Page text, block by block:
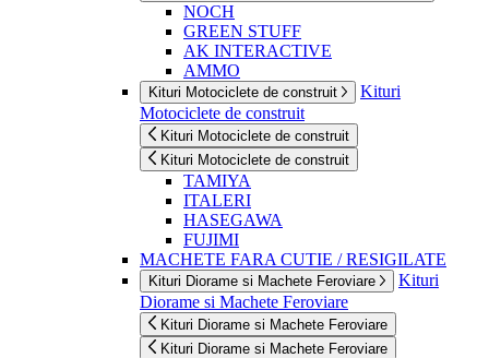
NOCH
GREEN STUFF
AK INTERACTIVE
AMMO
Kituri Motociclete de construit
Kituri
Motociclete de construit
Kituri Motociclete de construit
Kituri Motociclete de construit
TAMIYA
ITALERI
HASEGAWA
FUJIMI
MACHETE FARA CUTIE / RESIGILATE
Kituri Diorame si Machete Feroviare
Kituri
Diorame si Machete Feroviare
Kituri Diorame si Machete Feroviare
Kituri Diorame si Machete Feroviare